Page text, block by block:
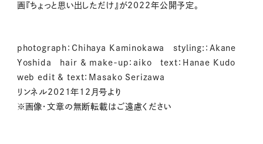
画『ちょっと思い出しただけ』が2022年公開予定。
photograph：Chihaya Kaminokawa styling:：Akane
Yoshida hair & make-up：aiko text：Hanae Kudo
web edit & text：Masako Serizawa
リンネル2021年12月号より
※画像・文章の無断転載はご遠慮ください